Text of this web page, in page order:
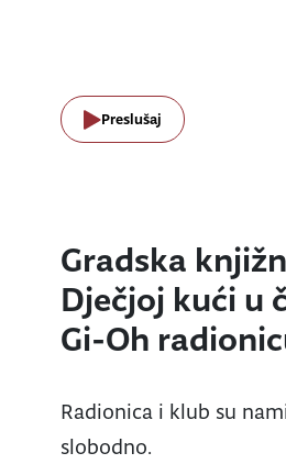
Preslušaj
Gradska
Dječjoj kući u
Gi-Oh
Radionica i klub su
slobodno.